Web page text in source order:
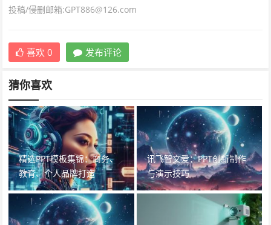
投稿/侵删邮箱:GPT886@126.com
喜欢 0 发布评论
猜你喜欢
精选PPT模板集锦：商务、
教育、个人品牌打造
讯飞智文爱：PPT创新制作
与演示技巧